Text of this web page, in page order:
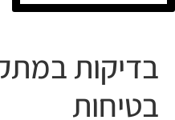
בדיקות
בטיחות